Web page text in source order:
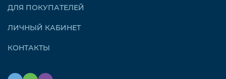
ДЛЯ ПОКУПАТЕЛЕЙ
ЛИЧНЫЙ КАБИНЕТ
КОНТАКТЫ